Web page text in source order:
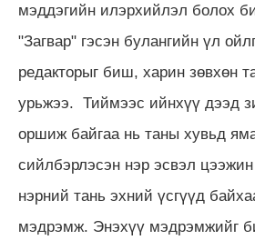
мэддэгийн илэрхийлэл болох
"Загвар" гэсэн булангийн үл
редакторыг биш, харин зөвхөн
урьжээ. Тиймээс ийнхүү дээд
оршиж байгаа нь таны хувьд
сийлбэрлэсэн нэр эсвэл цээжин
нэрний тань эхний үсгүүд
мэдрэмж. Энэхүү мэдрэмжийг